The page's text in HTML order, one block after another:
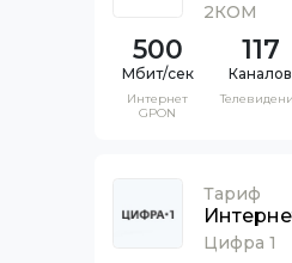
2КОМ
500
Интернет
GPON
117
Каналов
Тариф
Цифра 1